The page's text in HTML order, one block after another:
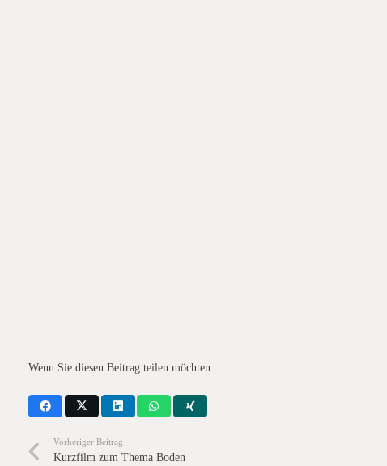
Wenn Sie diesen Beitrag teilen möchten
Vorheriger Beitrag
Kurzfilm zum Thema Boden